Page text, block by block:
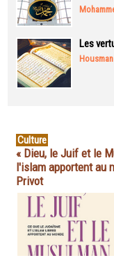
Les
Culture
« Dieu, le Juif et le
l'islam apportent au
Privot